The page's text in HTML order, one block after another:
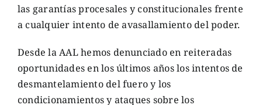
las garantías procesales y constitucionales frente
a cualquier intento de avasallamiento del poder.
Desde la AAL hemos denunciado en reiteradas
oportunidades en los últimos años los intentos de
desmantelamiento del fuero y los
condicionamientos y ataques sobre los